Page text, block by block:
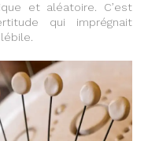
et aléatoire. C’est
qui imprégnait